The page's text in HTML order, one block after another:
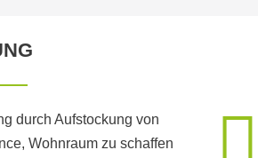
durch Aufstockung von
Wohnraum zu schaffen